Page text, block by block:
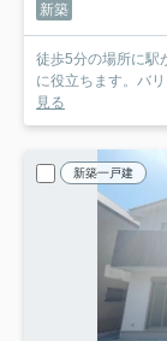
新築
徒歩5分の場所に駅
に役立ちます。バ
見る
新築一戸建